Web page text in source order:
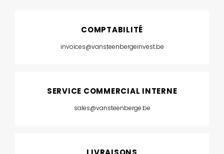
COMPTABILITÉ
invoices@vansteenbergeinvest.be
SERVICE COMMERCIAL INTERNE
sales@vansteenberge.be